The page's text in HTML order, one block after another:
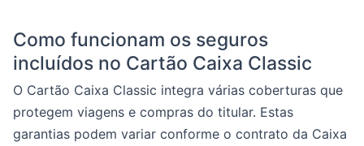
Como funcionam os seguros
incluídos no Cartão Caixa Classic
O Cartão Caixa Classic integra várias coberturas que
protegem viagens e compras do titular. Estas
garantias podem variar conforme o contrato da Caixa